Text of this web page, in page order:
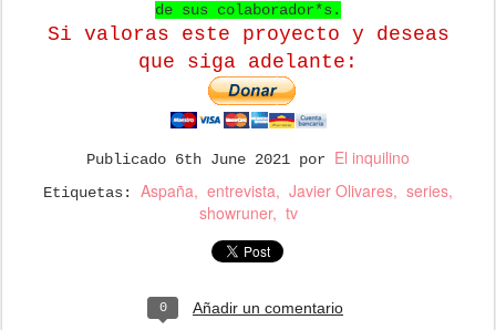
de sus colaborador*s.
Si valoras este proyecto y deseas
que siga adelante:
Publicado 6th June 2021 por El inquilino
Etiquetas: Aspaña entrevista Javier Olivares series
showruner
tv
0 Añadir un comentario